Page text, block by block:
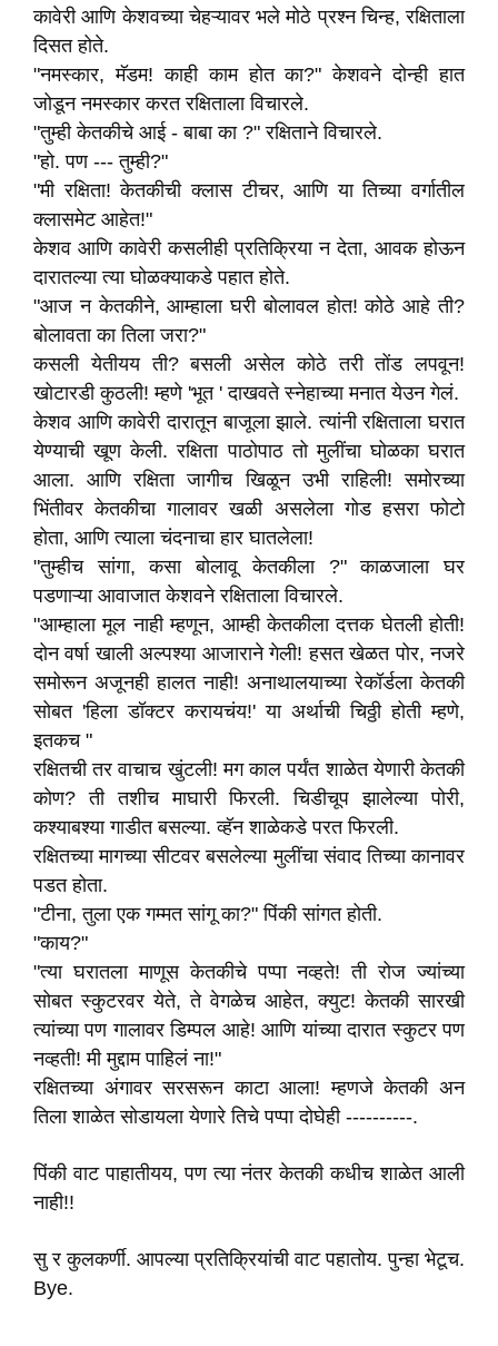
कावेरी आणि केशवच्या चेहऱ्यावर भले मोठे प्रश्न चिन्ह, रक्षिताला
दिसत होते.
"नमस्कार, मॅडम! काही काम होत का?" केशवने दोन्ही हात
जोडून नमस्कार करत रक्षिताला विचारले.
"तुम्ही केतकीचे आई - बाबा का ?" रक्षिताने विचारले.
"हो. पण --- तुम्ही?"
"मी रक्षिता! केतकीची क्लास टीचर, आणि या तिच्या वर्गातील
क्लासमेट आहेत!"
केशव आणि कावेरी कसलीही प्रतिक्रिया न देता, आवक होऊन
दारातल्या त्या घोळक्याकडे पहात होते.
"आज न केतकीने, आम्हाला घरी बोलावल होत! कोठे आहे ती?
बोलावता का तिला जरा?"
कसली येतीयय ती? बसली असेल कोठे तरी तोंड लपवून!
खोटारडी कुठली! म्हणे 'भूत ' दाखवते स्नेहाच्या मनात येउन गेलं.
केशव आणि कावेरी दारातून बाजूला झाले. त्यांनी रक्षिताला घरात
येण्याची खूण केली. रक्षिता पाठोपाठ तो मुलींचा घोळका घरात
आला. आणि रक्षिता जागीच खिळून उभी राहिली! समोरच्या
भिंतीवर केतकीचा गालावर खळी असलेला गोड हसरा फोटो
होता, आणि त्याला चंदनाचा हार घातलेला!
"तुम्हीच सांगा, कसा बोलावू केतकीला ?" काळजाला घर
पडणाऱ्या आवाजात केशवने रक्षिताला विचारले.
"आम्हाला मूल नाही म्हणून, आम्ही केतकीला दत्तक घेतली होती!
दोन वर्षा खाली अल्पश्या आजाराने गेली! हसत खेळत पोर, नजरे
समोरून अजूनही हालत नाही! अनाथालयाच्या रेकॉर्डला केतकी
सोबत 'हिला डॉक्टर करायचंय!' या अर्थाची चिठ्ठी होती म्हणे,
इतकच "
रक्षितची तर वाचाच खुंटली! मग काल पर्यंत शाळेत येणारी केतकी
कोण? ती तशीच माघारी फिरली. चिडीचूप झालेल्या पोरी,
कश्याबश्या गाडीत बसल्या. व्हॅन शाळेकडे परत फिरली.
रक्षितच्या मागच्या सीटवर बसलेल्या मुलींचा संवाद तिच्या कानावर
पडत होता.
"टीना, तुला एक गम्मत सांगू का?" पिंकी सांगत होती.
"काय?"
"त्या घरातला माणूस केतकीचे पप्पा नव्हते! ती रोज ज्यांच्या
सोबत स्कुटरवर येते, ते वेगळेच आहेत, क्युट! केतकी सारखी
त्यांच्या पण गालावर डिम्पल आहे! आणि यांच्या दारात स्कुटर पण
नव्हती! मी मुद्दाम पाहिलं ना!"
रक्षितच्या अंगावर सरसरून काटा आला! म्हणजे केतकी अन
तिला शाळेत सोडायला येणारे तिचे पप्पा दोघेही ----------.
पिंकी वाट पाहातीयय, पण त्या नंतर केतकी कधीच शाळेत आली
नाही!!
सु र कुलकर्णी. आपल्या प्रतिक्रियांची वाट पहातोय. पुन्हा भेटूच.
Bye.